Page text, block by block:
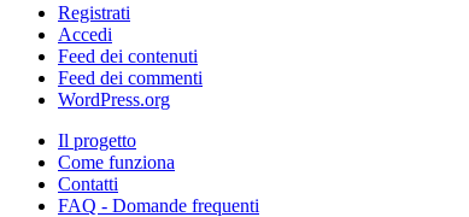
Registrati
Accedi
Feed dei contenuti
Feed dei commenti
WordPress.org
Il progetto
Come funziona
Contatti
FAQ - Domande frequenti